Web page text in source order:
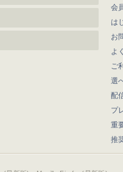
会
は
お
よ
ご
選
配
プ
重
推